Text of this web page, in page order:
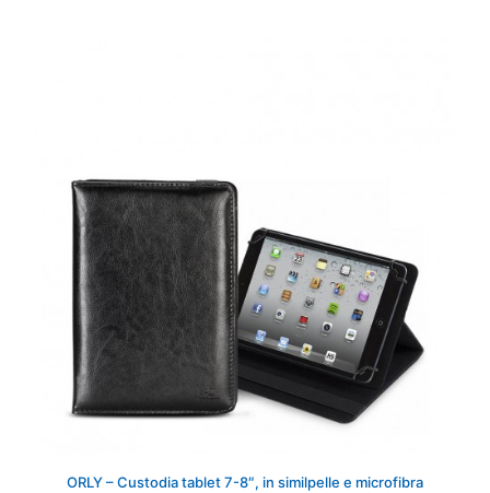
ORLY – Custodia tablet 7-8″, in similpelle e microfibra